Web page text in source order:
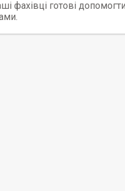
фахівці готові